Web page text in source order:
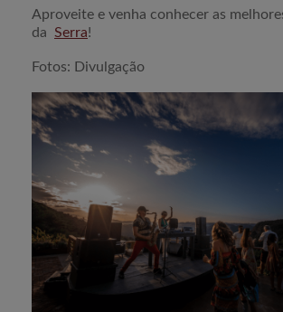
Aproveite e venha conhecer as
da Serra!
Fotos: Divulgação